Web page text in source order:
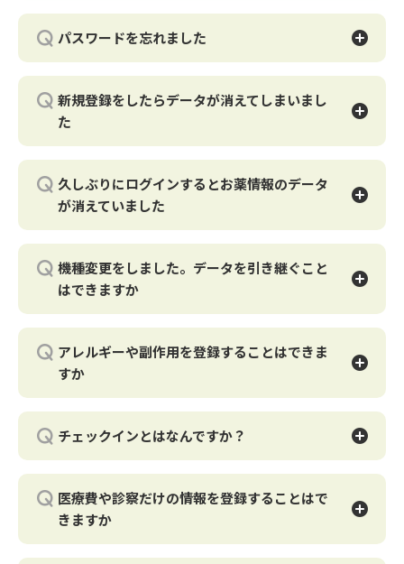
EPARKお薬手帳の新規会員登録を行った際にこのアドレス
は既に「EPARKアカウント」として登録されていますと表
示される場合、
すでにEPARK会員登録が行われているメールアドレスとな
ります。
EPARKお薬手帳を初めてお使いになるお客様でも、EPARK
会員登録がお済みの場合はログインよりお薬手帳をご利用
いただけます。
パスワード再設定をご希望の場合には、こちらをご確認く
ださい。
EPARK会員登録をされた認識がない場合には、下記よりお
■アカウント管理お問い合わせフリーダイヤル： 0120-
710-189
■営業時間：10：00～20：00 年中無休
パスワードを忘れました
パスワードがわからない場合は、こちらよりパスワードの
再設定が可能です。
※パスワード再発行のメールが届かない場合
フォルダ」に振り分けられたり
受診拒否の処理をされている場合がございます。
恐れ入りますが、「迷惑メールフォルダ」を確認いただき
「@epark.co.jp」「@mbtn.jp」の
ドメイン設定を行った後、改めて再設定手続きを進めてく
ださい。
※お客様が現在設定されているパスワードはセキュリティ
上、当窓口でも確認できない仕組みになっています。
操作にご不明点がございます場合や 現在お使いでないメ
ールアドレスで登録されている場合、
生年月日・お名前を入力しても再発行メールが送付できな
い場合には 下記フリーダイヤルへご確認をお願いしま
す。
■アカウント管理お問い合わせフリーダイヤル：0120-
710-189
新規登録をしたらデータが消えてしまいまし
た
お薬手帳アプリをお使いいただいたことのある状態で新規
登録をすると、登録していた情報は表示されません。
新規登録はせず、お心当たりのあるメールアドレスでログ
インをしてお薬手帳をご確認ください。
久しぶりにログインするとお薬情報のデータ
が消えていました
ログインするとお薬情報が消えていた場合、お薬情報を登
録しているアカウントとは異なるEPARKアカウントでログ
インしている可能性が高いです。
ドサーバーにて保存しているため突然消えることはござい
ません
※正しいメールアドレスを入力してもお薬情報が表示され
ない場合、メールアドレスを脱字や誤字で登録している可
能性があります
※EPARKでは歯科や医療・グルメ・くら寿司サービスな
ど、多岐にわたるサービスを展開しているため、予約等で
複数のアカウントを作成されている可能性があります
左上の「三」をタップするとログインしているメールアド
レスを確認できます。
以前登録したメールアドレスと異なる場合には一度ログア
ウトし、お心当たりのあるメールアドレスにて再度ログイ
機種変更をしました。データを引き継ぐこと
はできますか
ご利用の端末を機種変更した際も、メールアドレスに変更
がない場合は
これまでお使いいただいていた「メールアドレス」と「パ
スワード」でログインが可能です。
とができます。新規登録する必要はありません。
※ログインしたらデータが消えていた場合には？
ご登録済の情報は「EPARK アカウント」を元に弊社のク
ラウドサーバーにて保管しています。そのため突然データ
が消えるといったことは一切ございませんのでご安心くだ
さい。
ログインしても登録していた情報が表示されない場合は、
ログインしているEPARKアカウントが異なる場合がござい
アレルギーや副作用を登録することはできま
すか
家族一覧ページに記入することが可能です。
操作手順
1.ホーム画面「家族一覧」をタップ
2.入力したい家族の「編集」をタップ
3.「付加情報」欄の鉛筆マークをタップ
4.入力後、「更新」をタップし完了です
下記動画からも操作方法をご確認いただけます。
チェックインとはなんですか？
事前に「ご来局後にお薬登録」をしてから、薬局内で「チ
ェックイン」ボタンを押すとポイントが貯まる機能です。
医療費や診察だけの情報を登録することはで
きますか
「自分で入力する」から登録することができます。